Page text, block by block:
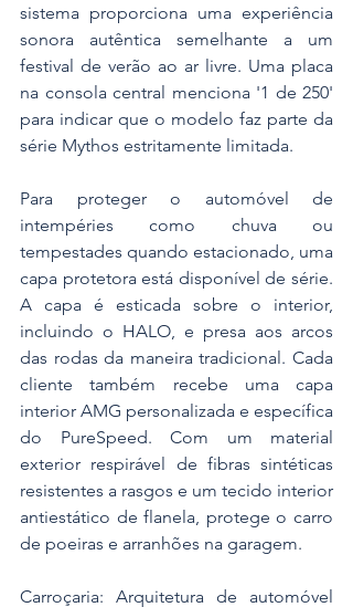
sistema proporciona uma experiência
sonora autêntica semelhante a um
festival de verão ao ar livre. Uma placa
na consola central menciona '1 de 250'
para indicar que o modelo faz parte da
série Mythos estritamente limitada.
Para proteger o automóvel de
intempéries como chuva ou
tempestades quando estacionado, uma
capa protetora está disponível de série.
A capa é esticada sobre o interior,
incluindo o HALO, e presa aos arcos
das rodas da maneira tradicional. Cada
cliente também recebe uma capa
interior AMG personalizada e específica
do PureSpeed. Com um material
exterior respirável de fibras sintéticas
resistentes a rasgos e um tecido interior
antiestático de flanela, protege o carro
de poeiras e arranhões na garagem.
Carroçaria: Arquitetura de automóvel